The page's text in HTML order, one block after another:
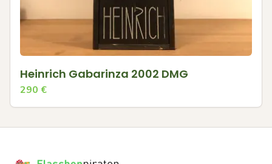
Heinrich Gabarinza 2002 DMG
290 €